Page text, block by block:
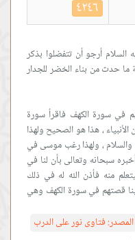
٤٢٤٦
أرجو أن تتفضلوا بذكر
ما حدث من بناء الخضر للجدار
في سورة الكهف فاقرأ سورة
، هذا هو الصحيح ولهذا
والسلام ، ولهذا رغب موسى في
سبحانه وتعالى بأن لنا في
منه فأذن الله له في ذلك
قصتهم في سورة الكهف وهي
المصدر:فتاوى نور على الدرب